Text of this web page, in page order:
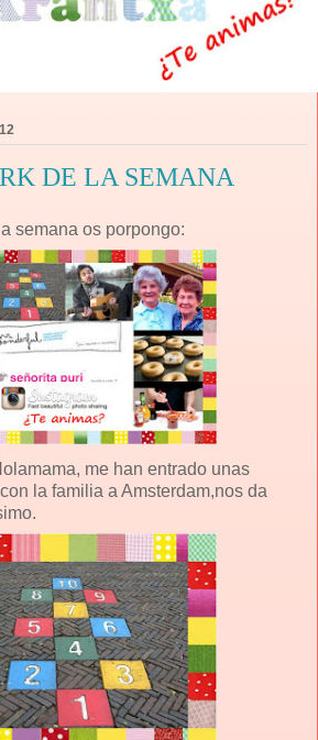
DE LA SEMANA
semana os porpongo:
me han entrado unas
la familia a Amsterdam,nos da